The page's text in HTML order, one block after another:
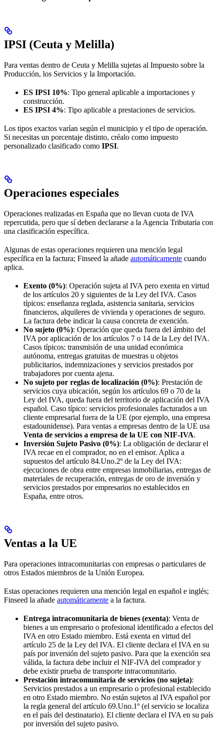
IPSI (Ceuta y Melilla)
Para ventas dentro de Ceuta y Melilla sujetas al Impuesto sobre la
Producción, los Servicios y la Importación.
ES IPSI 10%: Tipo general aplicable a importaciones y
construcción.
ES IPSI 4%: Tipo aplicable a prestaciones de servicios.
Los tipos exactos varían según el municipio y el tipo de operación.
Si necesitas un porcentaje distinto, créalo como impuesto
personalizado clasificado como IPSI.
Operaciones especiales
Operaciones realizadas en España que no llevan cuota de IVA
repercutida, pero que sí deben declararse a la Agencia Tributaria con
una clasificación específica.
Algunas de estas operaciones requieren una mención legal
específica en la factura; Finseed la añade automáticamente cuando
aplica.
Exento (0%): Operación sujeta al IVA pero exenta en virtud
de los artículos 20 y siguientes de la Ley del IVA. Casos
típicos: enseñanza reglada, asistencia sanitaria, servicios
financieros, alquileres de vivienda y operaciones de seguro.
La factura debe indicar la causa concreta de exención.
No sujeto (0%): Operación que queda fuera del ámbito del
IVA por aplicación de los artículos 7 o 14 de la Ley del IVA.
Casos típicos: transmisión de una unidad económica
autónoma, entregas gratuitas de muestras u objetos
publicitarios, indemnizaciones y servicios prestados por
trabajadores por cuenta ajena.
No sujeto por reglas de localización (0%): Prestación de
servicios cuya ubicación, según los artículos 69 o 70 de la
Ley del IVA, queda fuera del territorio de aplicación del IVA
español. Caso típico: servicios profesionales facturados a un
cliente empresarial fuera de la UE (por ejemplo, una empresa
estadounidense). Para ventas a empresas dentro de la UE usa
Venta de servicios a empresa de la UE con NIF-IVA.
Inversión Sujeto Pasivo (0%): La obligación de declarar el
IVA recae en el comprador, no en el emisor. Aplica a
supuestos del artículo 84.Uno.2º de la Ley del IVA:
ejecuciones de obra entre empresas inmobiliarias, entregas de
materiales de recuperación, entregas de oro de inversión y
servicios prestados por empresarios no establecidos en
España, entre otros.
Ventas a la UE
Para operaciones intracomunitarias con empresas o particulares de
otros Estados miembros de la Unión Europea.
Estas operaciones requieren una mención legal en español e inglés;
Finseed la añade automáticamente a la factura.
Entrega intracomunitaria de bienes (exenta): Venta de
bienes a un empresario o profesional identificado a efectos del
IVA en otro Estado miembro. Está exenta en virtud del
artículo 25 de la Ley del IVA. El cliente declara el IVA en su
país por inversión del sujeto pasivo. Para que la exención sea
válida, la factura debe incluir el NIF-IVA del comprador y
debe existir prueba de transporte intracomunitario.
Prestación intracomunitaria de servicios (no sujeta):
Servicios prestados a un empresario o profesional establecido
en otro Estado miembro. No están sujetos al IVA español por
la regla general del artículo 69.Uno.1º (el servicio se localiza
en el país del destinatario). El cliente declara el IVA en su país
por inversión del sujeto pasivo.